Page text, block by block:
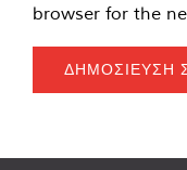
browser for the